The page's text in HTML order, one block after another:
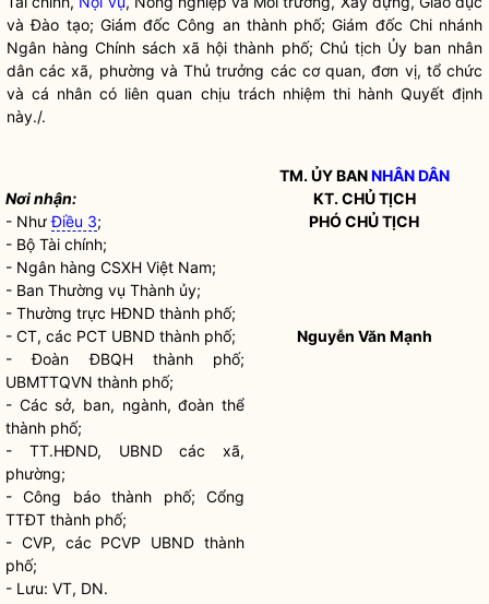
và Đào tạo; Giám đốc Công an thành phố; Giám đốc Chi nhánh
Ngân hàng Chính sách xã hội thành phố; Chủ tịch Ủy ban nhân
dân các xã, phường và Thủ trưởng các cơ quan, đơn vị, tổ chức
và cá nhân có liên quan chịu trách nhiệm thi hành Quyết định
này./.
Nơi nhận:
- NhưĐiều 3;
- Bộ Tài chính;
- Ngân hàng CSXH Việt Nam;
- Ban Thường vụ Thành ủy;
- Thường trực HĐND thành phố;
- CT, các PCT UBND thành phố;
- Đoàn ĐBQH thành phố;
UBMTTQVN thành phố;
- Các sở, ban, ngành, đoàn thể
thành phố;
- TT.HĐND, UBND các xã,
phường;
- Công báo thành phố; Cổng
TTĐT thành phố;
- CVP, các PCVP UBND thành
phố;
- Lưu: VТ, DN.
TM. ỦY BANNHÂN DÂN
KT. CHỦ TỊCH
PHÓ CHỦ TỊCH
Nguyễn Văn Mạnh